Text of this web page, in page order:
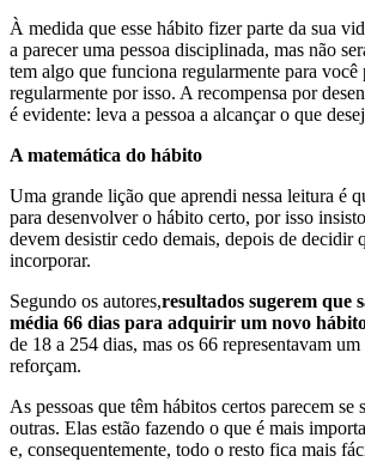
À medida que esse hábito fizer parte da sua
a parecer uma pessoa disciplinada, mas não
tem algo que funciona regularmente para você
regularmente por isso. A recompensa por
é evidente: leva a pessoa a alcançar o que
A matemática do hábito
Uma grande lição que aprendi nessa leitura é
para desenvolver o hábito certo, por isso
devem desistir cedo demais, depois de decidir
incorporar.
Segundo os autores,resultados sugerem que
média 66 dias para adquirir um novo
de 18 a 254 dias, mas os 66 representavam
reforçam.
As pessoas que têm hábitos certos parecem se
outras. Elas estão fazendo o que é mais
e, consequentemente, todo o resto fica mais